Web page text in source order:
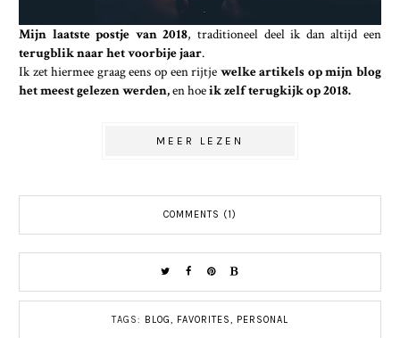
Mijn laatste postje van 2018, traditioneel deel ik dan altijd een
terugblik naar het voorbije jaar.
Ik zet hiermee graag eens op een rijtje welke artikels op mijn blog
het meest gelezen werden,en hoeik zelf terugkijk op 2018.
MEER LEZEN
COMMENTS (1)
TAGS: BLOG, FAVORITES, PERSONAL